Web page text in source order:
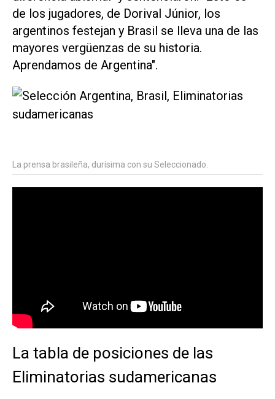
de los jugadores, de Dorival Júnior, los
argentinos festejan y Brasil se lleva una de las
mayores vergüenzas de su historia.
Aprendamos de Argentina".
La prensa brasileña, durísima con su Seleccionado.
La tabla de posiciones de las
Eliminatorias sudamericanas